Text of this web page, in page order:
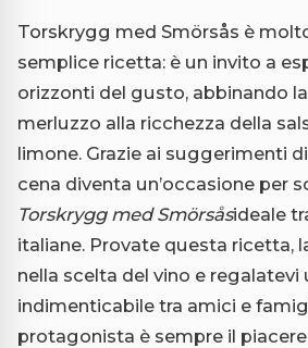
Torskrygg med Smörsås è
semplice ricetta: è un invito a
orizzonti del gusto, abbinando
merluzzo alla ricchezza della
limone. Grazie ai suggerimenti
cena diventa un’occasione per
Torskrygg med Smörsåsideale
italiane. Provate questa ricetta,
nella scelta del vino e regalatevi
indimenticabile tra amici e
protagonista è sempre il